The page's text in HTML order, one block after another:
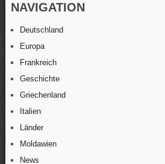
NAVIGATION
Deutschland
Europa
Frankreich
Geschichte
Griechenland
Italien
Länder
Moldawien
News